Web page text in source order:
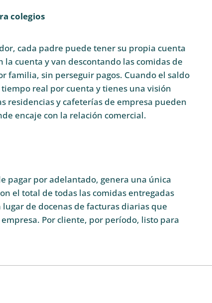
colegios
cada padre puede tener su propia cuenta
cuenta y van descontando las comidas de
familia, sin perseguir pagos. Cuando el saldo
real por cuenta y tienes una visión
residencias y cafeterías de empresa pueden
encaje con la relación comercial.
pagar por adelantado, genera una única
el total de todas las comidas entregadas
de docenas de facturas diarias que
Por cliente, por período, listo para